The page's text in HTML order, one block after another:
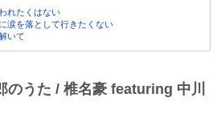
れたくはない
涙を落として行きたくない
いて
のうた / 椎名豪 featuring 中川